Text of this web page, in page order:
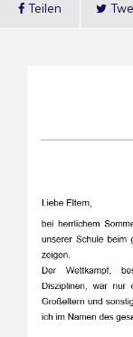
Teilen